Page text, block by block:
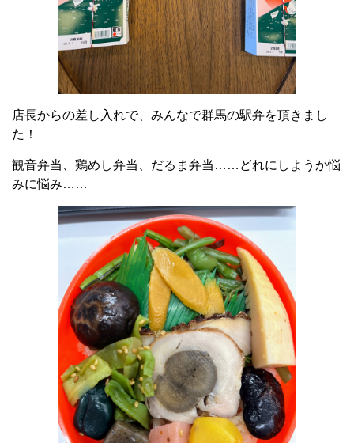
店長からの差し入れで、みんなで群馬の駅弁を頂きまし
た！
観音弁当、鶏めし弁当、だるま弁当……どれにしようか悩
みに悩み……